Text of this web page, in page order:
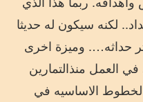
لكنه سيكون له حديثا
حداثه…. وميزة اخرى
في العمل منذالتمارين
الخطوط الاساسيه في